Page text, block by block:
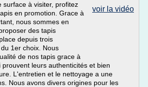
voir la vidéo
surface à visiter, profitez
en promotion. Grace à
nous sommes en
des tapis
depuis trois
1er choix. Nous
de nos tapis grace à
leurs authenticités et bien
L'entretien et le nettoyage a une
Nous avons divers origines pour les